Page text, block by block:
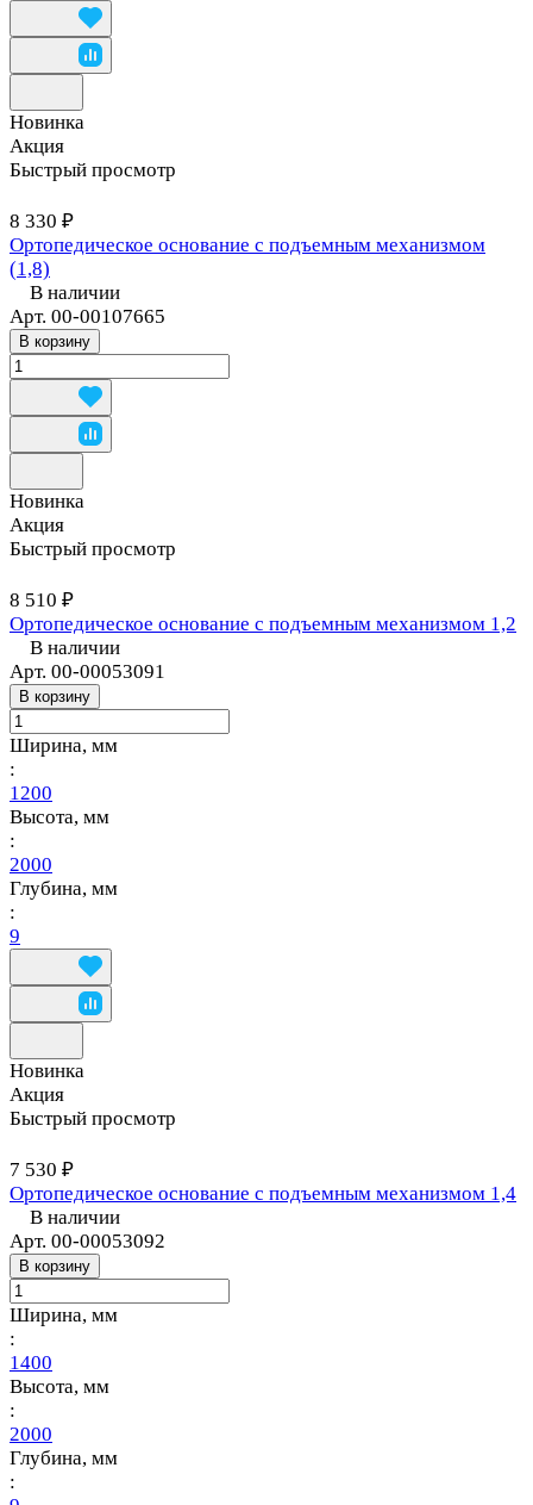
Новинка
Акция
Быстрый просмотр
8 330 ₽
Ортопедическое основание с подъемным механизмом
(1,8)
В наличии
Арт. 00-00107665
В корзину
Новинка
Акция
Быстрый просмотр
8 510 ₽
Ортопедическое основание с подъемным механизмом 1,2
В наличии
Арт. 00-00053091
В корзину
Ширина, мм
:
1200
Высота, мм
:
2000
Глубина, мм
:
9
Новинка
Акция
Быстрый просмотр
7 530 ₽
Ортопедическое основание с подъемным механизмом 1,4
В наличии
Арт. 00-00053092
В корзину
Ширина, мм
:
1400
Высота, мм
:
2000
Глубина, мм
: